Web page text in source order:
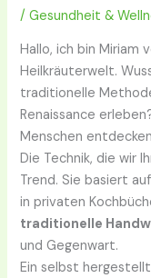
/Gesundheit &
Hallo, ich bin Miriam
Heilkräuterwelt.
traditionelle
Renaissance
Menschen
Die Technik, die wir
Trend. Sie basiert
in privaten
traditionelle
und Gegenwart.
Ein selbst